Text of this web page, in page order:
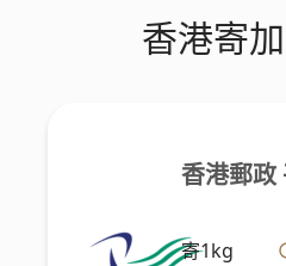
香港寄
香港郵政
寄1kg